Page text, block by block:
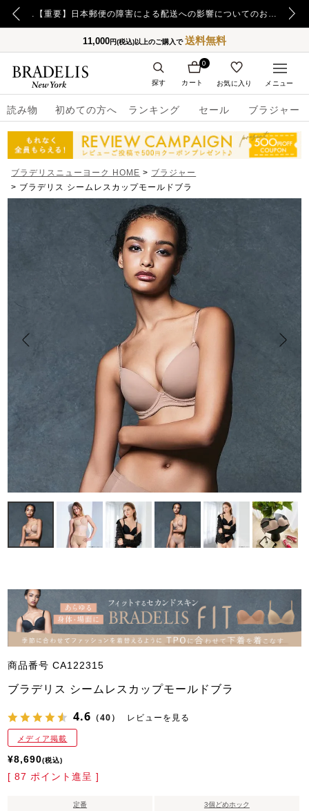
【重要】日本郵便の障害による配送への影響についてのお詫び
11,000円(税込)以上のご購入で送料無料
読み物 初めての方へ ランキング セール ブラジャー
カート
0
お気に入り
探す メニュー
ブラデリスニューヨーク HOME
ブラジャー
ブラデリス シームレスカップモールドブラ
商品番号 CA122315
ブラデリス シームレスカップモールドブラ
4.6 （40） レビューを見る
メディア掲載
¥8,690 税込
[ 87 ポイント進呈 ]
定番 3個どめホック